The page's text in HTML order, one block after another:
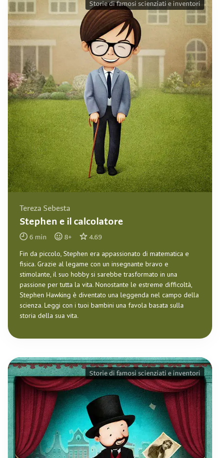
Tereza Sebesta
Stephen e il calcolatore
6 min 8+ 4.69
Fin da piccolo, Stephen era appassionato di matematica e
fisica. Grazie al legame con un insegnante bravo e
stimolante, il suo hobby si sarebbe trasformato in una
passione per tutta la vita. Nonostante le estreme difficoltà,
Stephen Hawking è diventato una leggenda nel campo della
scienza. Leggi con i tuoi bambini una favola basata sulla
storia della sua vita.
Storie di famosi scienziati e inventori
Storie di famosi scienziati e inventori